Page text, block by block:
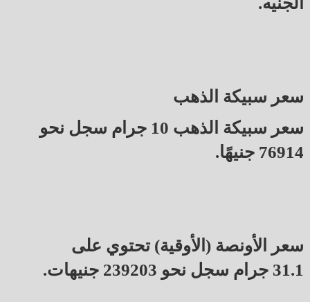
سعر سبيكة الذهب
سعر سبيكة الذهب 10 جرام سجل نحو
76914 جنيهًا.
سعر الأونصة (الأوقية) تحتوي على
31.1 جرام سجل نحو 239203 جنيهات.